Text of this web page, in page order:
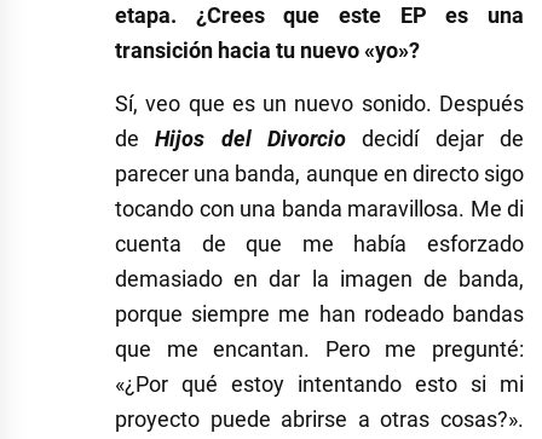
etapa. ¿Crees que este EP es una
transición hacia tu nuevo «yo»?
Sí, veo que es un nuevo sonido. Después
deHijos del Divorcio decidí dejar de
parecer una banda, aunque en directo sigo
tocando con una banda maravillosa. Me di
cuenta de que me había esforzado
demasiado en dar la imagen de banda,
porque siempre me han rodeado bandas
que me encantan. Pero me pregunté:
«¿Por qué estoy intentando esto si mi
proyecto puede abrirse a otras cosas?».